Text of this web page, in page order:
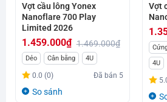
Vợt cầu lông Yonex
Nanoflare 700 Play
Limited 2026
1.469.000₫
Giá
gốc
là:
1.459.000₫
Giá
hiện
tại
Dẻo Cân bằng 4U
0.0 (0) Đã bán 5
So sánh
Vợt
Giá
gốc
là:
Giá
hiện
tại
là:
4U